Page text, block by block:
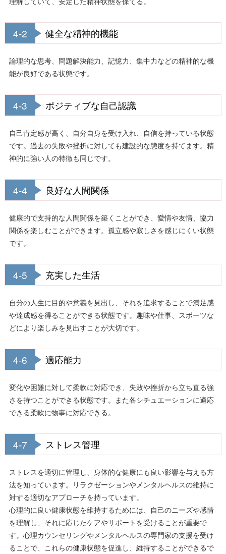
4-2 健全な精神的機能
論理的な思考、問題解決能力、記憶力、集中力などの精神的な機
能が良好である状態です。
4-3 ポジティブな自己認識
自己肯定感が高く、自分自身を受け入れ、自信を持っている状態
です。過去の失敗や挫折に対しても建設的な態度を持てます。精
神的に強い人の特徴も同じです。
4-4 良好な人間関係
健康的で支持的な人間関係を築くことができ、愛情や友情、協力
関係を楽しむことができます。孤立感や寂しさを感じにくい状態
です。
4-5 充実した生活
自分の人生に目的や意義を見出し、それを追求することで満足感
や達成感を得ることができる状態です。趣味や仕事、スポーツな
どにより楽しみを見出すことが大切です。
4-6 適応能力
変化や困難に対して柔軟に対応でき、失敗や挫折から立ち直る強
さを持つことができる状態です。また各シチュエーションに適応
できる柔軟に物事に対応できる。
4-7 ストレス管理
ストレスを適切に管理し、身体的な健康にも良い影響を与える方
法を知っています。リラクゼーションやメンタルヘルスの維持に
対する適切なアプローチを持っています。
心理的に良い健康状態を維持するためには、自己のニーズや感情
を理解し、それに応じたケアやサポートを受けることが重要で
す。心理カウンセリングやメンタルヘルスの専門家の支援を受け
ることで、これらの健康状態を促進し、維持することができるで